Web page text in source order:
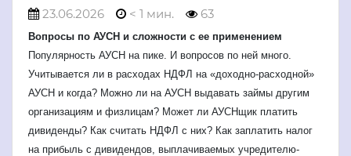
23.06.2026 < 1 мин. 63
Вопросы по АУСН и сложности с ее применением
Популярность АУСН на пике. И вопросов по ней много.
Учитывается ли в расходах НДФЛ на «доходно-расходной»
АУСН и когда? Можно ли на АУСН выдавать займы другим
организациям и физлицам? Может ли АУСНщик платить
дивиденды? Как считать НДФЛ с них? Как заплатить налог
на прибыль с дивидендов, выплачиваемых учредителю-